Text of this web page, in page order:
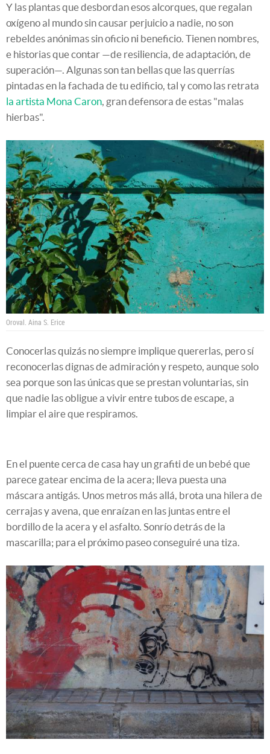
Y las plantas que desbordan esos alcorques, que regalan
oxígeno al mundo sin causar perjuicio a nadie, no son
rebeldes anónimas sin oficio ni beneficio. Tienen nombres,
e historias que contar —de resiliencia, de adaptación, de
superación—. Algunas son tan bellas que las querrías
pintadas en la fachada de tu edificio, tal y como las retrata
la artista Mona Caron , gran defensora de estas "malas
hierbas".
Oroval. Aina S. Erice
Conocerlas quizás no siempre implique quererlas, pero sí
reconocerlas dignas de admiración y respeto, aunque solo
sea porque son las únicas que se prestan voluntarias, sin
que nadie las obligue a vivir entre tubos de escape, a
limpiar el aire que respiramos.
En el puente cerca de casa hay un grafiti de un bebé que
parece gatear encima de la acera; lleva puesta una
máscara antigás. Unos metros más allá, brota una hilera de
cerrajas y avena, que enraízan en las juntas entre el
bordillo de la acera y el asfalto. Sonrío detrás de la
mascarilla; para el próximo paseo conseguiré una tiza.